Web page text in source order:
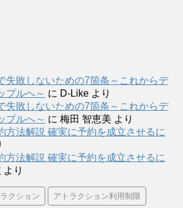
失敗しないための7箇条～これからデ
プルへ～ に D-Like より
失敗しないための7箇条～これからデ
プルへ～ に 梅田 智恵美 より
方法解説 確実に予約を成立させるに
方法解説 確実に予約を成立させるに
より
クション アトラクション利用制限